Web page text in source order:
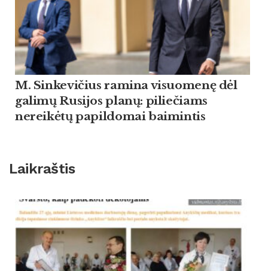
M. Sinkevičius ramina visuomenę dėl
galimų Rusijos planų: piliečiams
nereikėtų papildomai baimintis
Laikraštis